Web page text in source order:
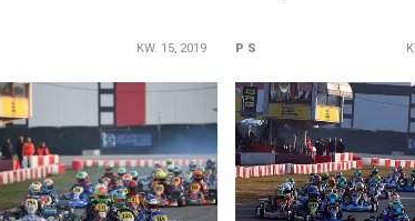
KW. 15, 2019 P S
READ MORE READ MORE